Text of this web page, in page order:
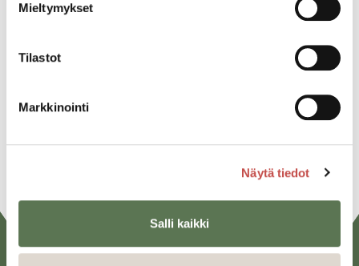
Mieltymykset
Tilastot
Markkinointi
Näytä tiedot
Salli kaikki
(Mäntylä/Husuaho)